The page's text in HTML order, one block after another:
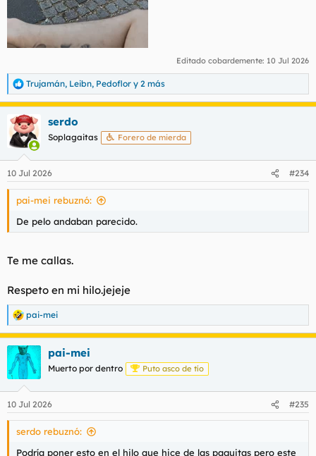
Editado cobardemente: 10 Jul 2026
R
e
a
c
c
i
e
s
Trujamán, Leibn, Pedoflor y 2 más
serdo
Soplagaitas Forero de mierda
10 Jul 2026 #234
pai-mei rebuznó:
De pelo andaban parecido.
Te me callas.
Respeto en mi hilo.jejeje
R
e
a
c
c
i
e
s
pai-mei
pai-mei
Muerto por dentro Puto asco de tío
10 Jul 2026 #235
serdo rebuznó:
Podría poner esto en el hilo que hice de las paguitas pero este